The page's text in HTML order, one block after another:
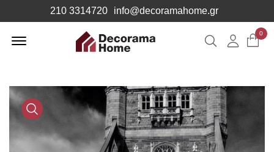
210 3314720 info@decoramahome.gr
Αναζήτηση
0
Media
Gallery